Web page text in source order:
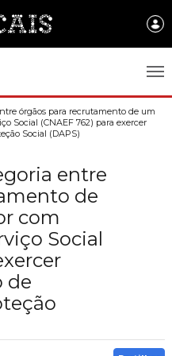
órgãos para recrutamento de um
Social (CNAEF 762) para exercer
Social (DAPS)
entre
de
com
Social
de